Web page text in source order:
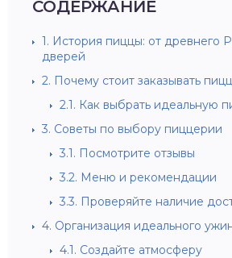
СОДЕРЖАНИЕ
1. История пиццы: от древнего
дверей
2. Почему стоит заказывать
2.1. Как выбрать идеальную
3. Советы по выбору пиццерии
3.1. Посмотрите отзывы
3.2. Меню и рекомендации
3.3. Проверяйте наличие
4. Организация идеального
4.1. Создайте атмосферу